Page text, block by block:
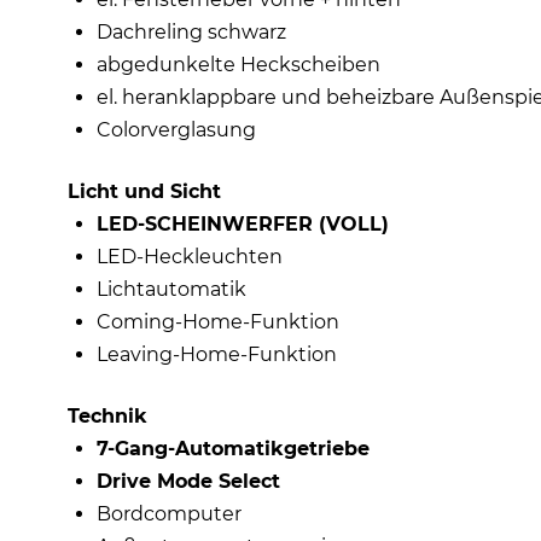
Dachreling schwarz
abgedunkelte Heckscheiben
el. heranklappbare und beheizbare
Colorverglasung
Licht und Sicht
LED-SCHEINWERFER (VOLL)
LED-Heckleuchten
Lichtautomatik
Coming-Home-Funktion
Leaving-Home-Funktion
Technik
7-Gang-Automatikgetriebe
Drive Mode Select
Bordcomputer